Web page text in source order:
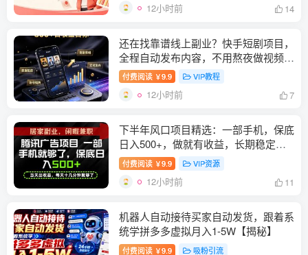
12小时前 14
还在找靠谱线上副业？快手短剧项目，
全程自动发布内容，不用熬夜做视频，
轻松日入500+【揭秘】
付费阅读 ￥9.9 VIP教程
12小时前 7
下半年风口项目精选：一部手机，保底
日入500+，做就有收益，长期稳定！
【揭秘】
付费阅读 ￥9.9 VIP资源
12小时前 11
机器人自动接待买家自动发货，跟着系
统学拼多多虚拟月入1-5W【揭秘】
付费阅读 ￥9.9 吸粉引流